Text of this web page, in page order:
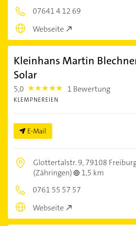
07641 4 12 69
Webseite
Kleinhans Martin
Solar
5,0 5.0 1 Bewertung
KLEMPNEREIEN
E-Mail
Glottertalstr. 9,79108
(Zähringen)
1,5 km
0761 55 57 57
Webseite